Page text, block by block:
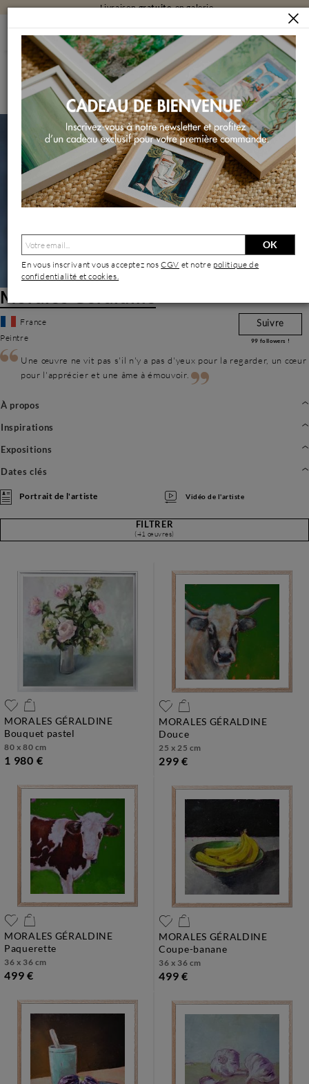
Livraisongratuiteen galerie
ARTISTES MORALES GÉRALDINE
Morales Géraldine | Artiste Contemporain : Oeuvres &
Biographie
Morales Géraldine
France
Peintre
Suivre
99 followers !
Une œuvre ne vit pas s'il n'y a pas d'yeux pour la regarder, un cœur
pour l'apprécier et une âme à émouvoir.
À propos
Inspirations
Expositions
Dates clés
Portrait de l'artiste Vidéo de l'artiste
FILTRER
(41 œuvres)
MORALES GÉRALDINE
bouquet pastel
80 x 80 cm
1 980 €
MORALES GÉRALDINE
douce
25 x 25 cm
299 €
MORALES GÉRALDINE
paquerette
36 x 36 cm
499 €
MORALES GÉRALDINE
coupe-banane
36 x 36 cm
499 €
OK
En vous inscrivant vous acceptez nosCGV et notre politique de
confidentialité et cookies.